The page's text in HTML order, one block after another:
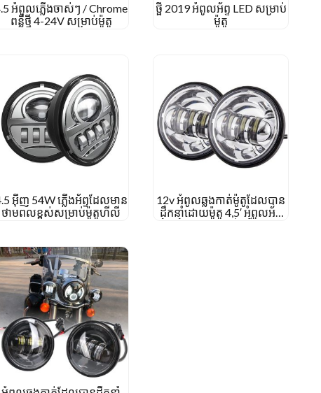
អំពូលភ្លើងចាស់ៗ / Chrome
ពន្លឺថ្មី 4-24V សម្រាប់ម៉ូតូ
ថ្ផី 2019 អំពូលអ័ព្ទ LED សម្រាប់
ម៉ូតូ
អ៊ីញ 54W ភ្លើងអ័ព្ទដែលមាន
ថាមពលខ្ពស់សម្រាប់ម៉ូតូហីលី
12v អំពូលឆ្លងកាត់ម៉ូតូដែលបាន
ដឹកនាំដោយម៉ូតូ 4,5′ អំពូលអ័ព្ទ